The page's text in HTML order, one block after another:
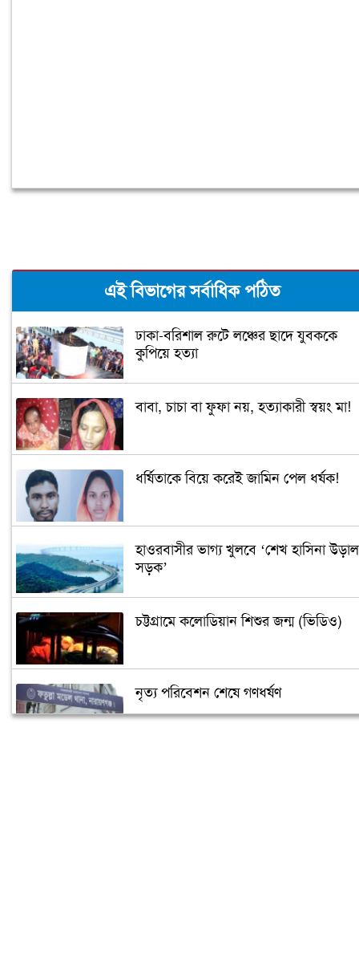
এই বিভাগের সর্বাধিক পঠিত
ঢাকা-বরিশাল রুটে লঞ্চের ছাদে যুবককে
কুপিয়ে হত্যা
বাবা, চাচা বা ফুফা নয়, হত্যাকারী স্বয়ং মা!
ধর্ষিতাকে বিয়ে করেই জামিন পেল ধর্ষক!
হাওরবাসীর ভাগ্য খুলবে ‘শেখ হাসিনা উড়াল
সড়ক’
চট্টগ্রামে কলোডিয়ান শিশুর জন্ম (ভিডিও)
নৃত্য পরিবেশন শেষে গণধর্ষণ